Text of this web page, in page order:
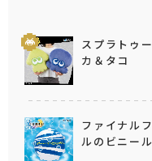
スプラトゥ
カ＆タコ
ファイナル
ルのビニー